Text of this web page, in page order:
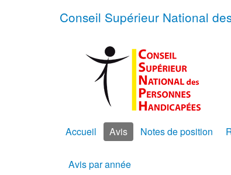
Conseil Supérieur National
Accueil Avis Notes de position
Avis par année